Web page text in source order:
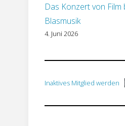
Das Konzert von Film
Blasmusik
4. Juni 2026
Inaktives Mitglied werden